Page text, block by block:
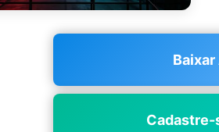
Baixar
Cadastre-